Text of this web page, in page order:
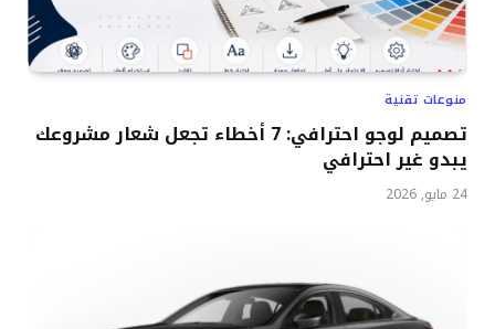
منوعات تقنية
تصميم لوجو احترافي: 7 أخطاء تجعل شعار مشروعك
يبدو غير احترافي
24 مايو, 2026